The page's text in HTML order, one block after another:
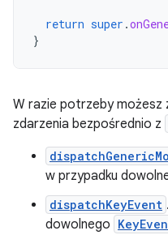
return super .
}
W razie potrzeby
zdarzenia bezpośrednio z
w przypadku
dispatchKeyEvent
dowolnego